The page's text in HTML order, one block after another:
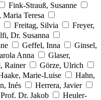
Fink-Strauß, Susanne
Maria Teresa
Freitag, Silvia
Freyer,
Dr. Susanna
Geffel, Inna
Ginsel,
Anna
Glaser,
Rainer
Görze, Ulrich
Marie-Luise
Hahn,
Inés
Herrera, Javier
Dr. Jakob
Heuler-